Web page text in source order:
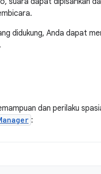
didukung, Anda dapat
dan perilaku
: